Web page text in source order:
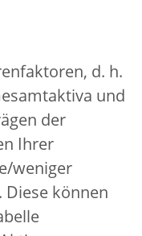
d. h.
und
der
Ihrer
weniger
Diese können